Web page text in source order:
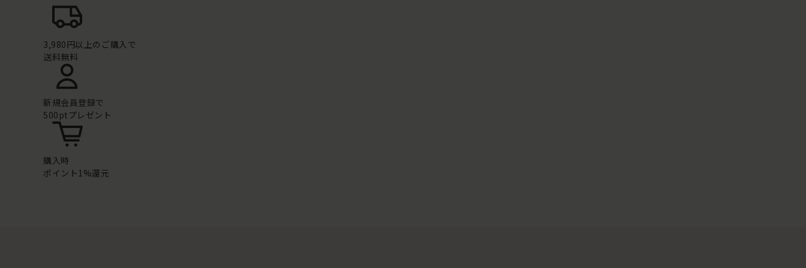
3,980円以上のご購入で
送料無料
新規会員登録で
500ptプレゼント
購入時
ポイント1%還元